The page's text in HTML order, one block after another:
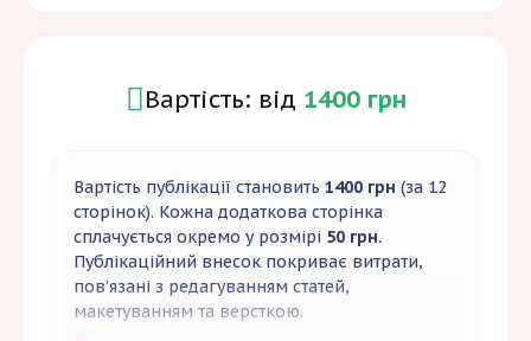
Вартість: від 1400 грн
Вартість публікації становить 1400 грн (за 12
сторінок). Кожна додаткова сторінка
сплачується окремо у розмірі 50 грн.
Публікаційний внесок покриває витрати,
пов’язані з редагуванням статей,
макетуванням та версткою.